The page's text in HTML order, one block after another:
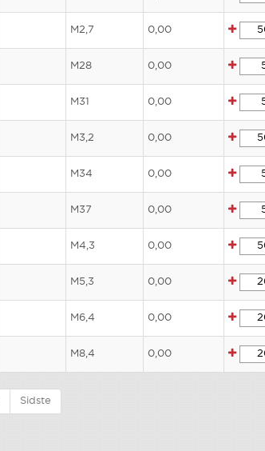
M2,7 0,00
M28 0,00
M31 0,00
M3,2 0,00
M34 0,00
M37 0,00
M4,3 0,00
M5,3 0,00
M6,4 0,00
M8,4 0,00
Sidste